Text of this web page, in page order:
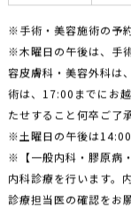
※手術・美容施術の予
※木曜日の午後は、手
容皮膚科・美容外科は
術は、17:00までにお
たせすること何卒ご了
※土曜日の午後は14:00
※【一般内科・膠原病
内科診療を行います。
診療担当医の確認をお